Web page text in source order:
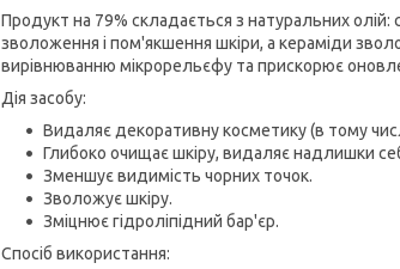
Продукт на 79% складається з натуральних
зволоження і пом'якшення шкіри, а кераміди
вирівнюванню мікрорельєфу та прискорює
Дія засобу:
Видаляє декоративну косметику (в тому
Глибоко очищає шкіру, видаляє надлишки
Зменшує видимість чорних точок.
Зволожує шкіру.
Зміцнює гідроліпідний бар'єр.
Спосіб використання: